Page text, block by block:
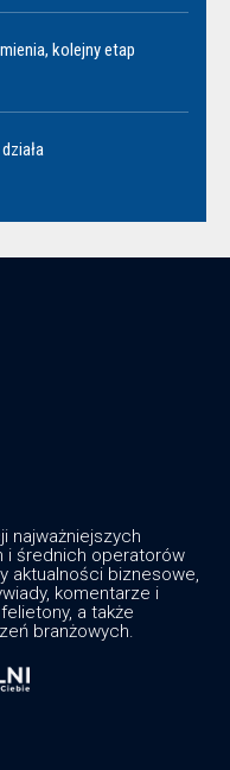
kolejny etap
najważniejszych
i średnich operatorów
aktualności biznesowe,
komentarze i
a także
branżowych.